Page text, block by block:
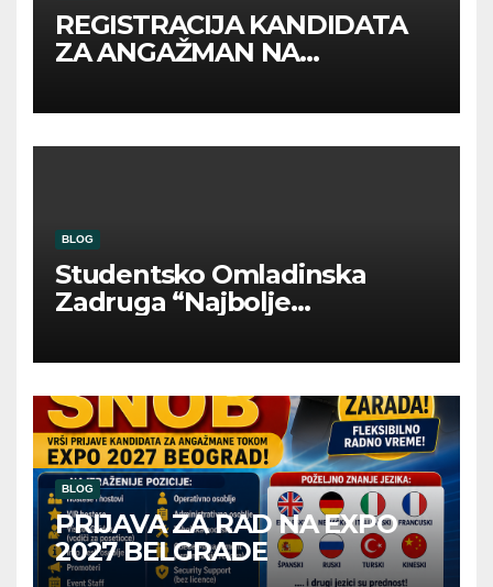
REGISTRACIJA KANDIDATA
ZA ANGAŽMAN NA
BLOG
Studentsko Omladinska
Zadruga “Najbolje
BLOG
PRIJAVA ZA RAD NA EXPO
2027 BELGRADE